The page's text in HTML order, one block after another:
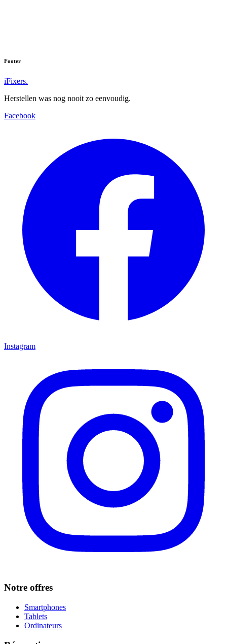
Footer
iFixers.
Herstellen was nog nooit zo eenvoudig.
Facebook
Instagram
Notre offres
Smartphones
Tablets
Ordinateurs